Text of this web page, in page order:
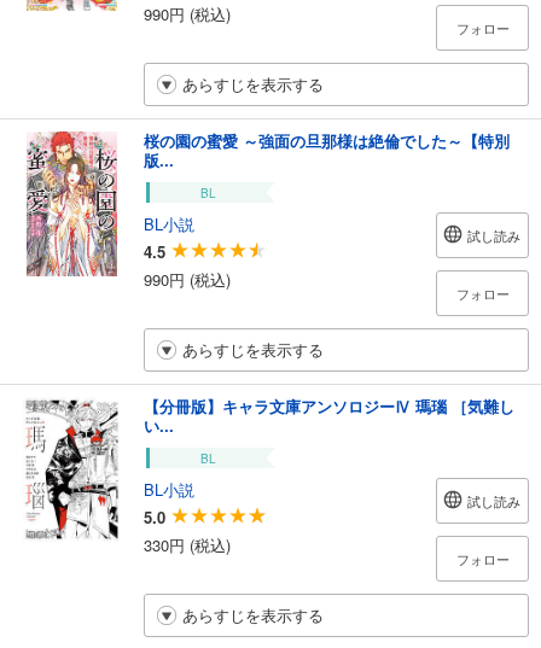
990円 (税込)
フォロー
あらすじを表示する
桜の園の蜜愛 ～強面の旦那様は絶倫でした～【特別
版...
BL
BL小説
4.5
990円 (税込)
試し読み
フォロー
あらすじを表示する
【分冊版】キャラ文庫アンソロジーⅣ 瑪瑙 ［気難し
い...
BL
BL小説
5.0
330円 (税込)
試し読み
フォロー
あらすじを表示する